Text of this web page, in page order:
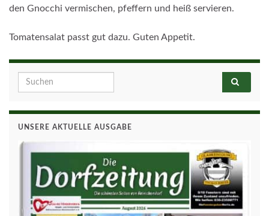
den Gnocchi vermischen, pfeffern und heiß servieren.
Tomatensalat passt gut dazu. Guten Appetit.
Search for:
UNSERE AKTUELLE AUSGABE